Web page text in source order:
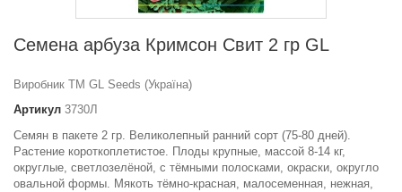
Семена арбуза Кримсон Свит 2 гр GL
Виробник ТМ GL Seeds (Україна)
Артикул 3730Л
Семян в пакете 2 гр. Великолепный ранний сорт (75-80 дней).
Растение короткоплетистое. Плоды крупные, массой 8-14 кг,
округлые, светлозелёной, с тёмными полосками, окраски, округло
овальной формы. Мякоть тёмно-красная, малосеменная, нежная,